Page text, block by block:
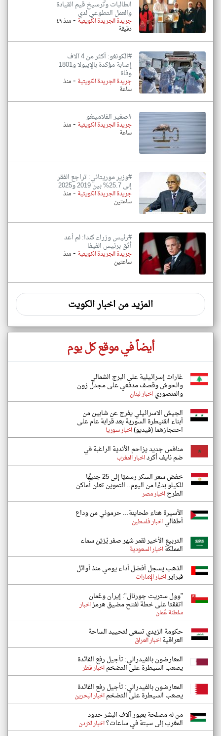
الطالبات وترسيخ قيم القيادة
والعمل التطوعي لدي
جريدة الجريدة الكويتية - منذ ٤٩
دقيقة
#الكونغو: أكثر من 4 آلاف
إصابة مؤكدة بالإيبولا و1801
وفاة
جريدة الجريدة الكويتية -منذ
ساعة
#صغير الفلامينغو
جريدة الجريدة الكويتية -منذ
ساعة
#وزير موريتاني: تراجع الفقر
إلى 25.7% بين 2019 و2025
جريدة الجريدة الكويتية -منذ
ساعتين
#رئيس وزراء كندا: لم أعد
أثق برئيس الفيفا
جريدة الجريدة الكويتية -منذ
ساعتين
المزيد من اخبار الكويت
أيضاً في موقع كل يوم
غارات إسرائيلية على البرج الشمالي
والحوش وقصف مدفعي على مجدل زون
والمنصورياخبار لبنان
الجيش الاسرائيلي يفرج عن شابين من
أبناء القنيطرة السورية بعد قرابة عام على
احتجازهما (فيديو)اخبار سوريا
منافس جديد يزاحم الأندية الراغبة في
ضم نايف أكرداخبار المغرب
خفض سعر السكر رسميًا إلى 25 جنيهًا
للكيلو بدءًا من اليوم.. التموين تعلن أماكن
الطرحاخبار مصر
الأسيرة هناء طحاينة... حرموني من وداع
أطفالياخبار فلسطين
التربيع الأخير لقمر شهر صفر يُزيّن سماء
المملكةاخبار السعودية
الذهب يسجل أفضل أداء يومي منذ أوائل
فبرايراخبار الإمارات
"وول ستريت جورنال": إيران وعُمان
اتفقتا على خطة لفتح مضيق هرمزاخبار
سلطنة عُمان
حكومة الزيدي تسعى لتحييد الساحة
العراقيةاخبار العراق
المعارضون بالفيدرالي: تأجيل رفع الفائدة
يصعب السيطرة على التضخماخبار قطر
المعارضون بالفيدرالي: تأجيل رفع الفائدة
يصعب السيطرة على التضخماخبار البحرين
من له مصلحة بعبور آلاف البشر حدود
المغرب إلى سبتة في ساعات؟اخبار الاردن